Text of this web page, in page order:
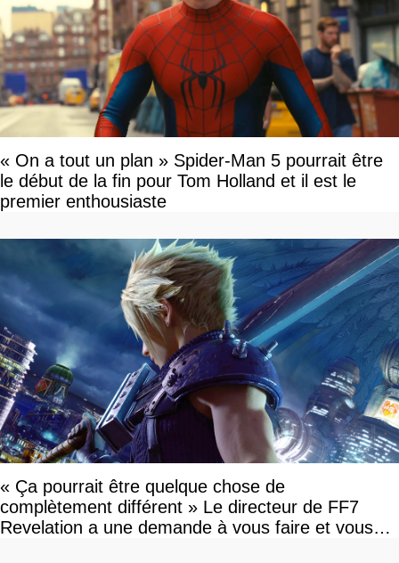
« On a tout un plan » Spider-Man 5 pourrait être
le début de la fin pour Tom Holland et il est le
premier enthousiaste
« Ça pourrait être quelque chose de
complètement différent » Le directeur de FF7
Revelation a une demande à vous faire et vous